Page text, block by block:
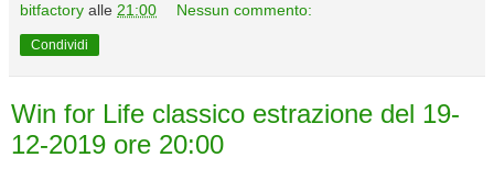
bitfactory alle 21:00 Nessun commento:
Condividi
Win for Life classico estrazione del 19-
12-2019 ore 20:00